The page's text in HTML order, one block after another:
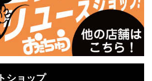
ショップ